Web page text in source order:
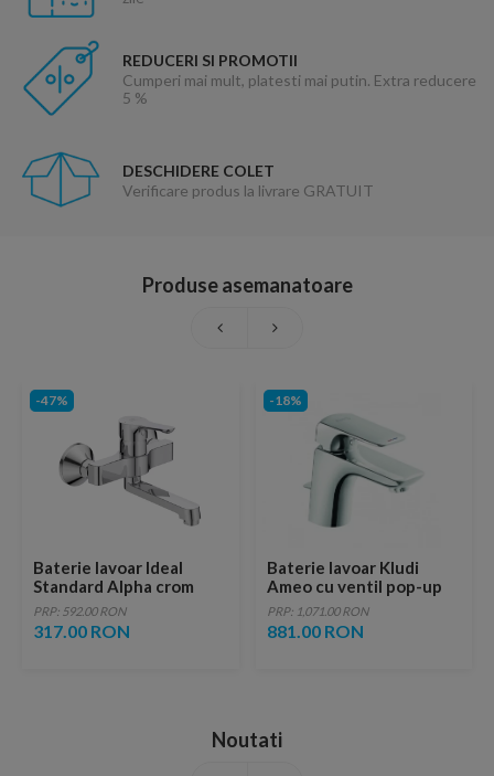
REDUCERI SI PROMOTII
Cumperi mai mult, platesti mai putin. Extra reducere
5 %
DESCHIDERE COLET
Verificare produs la livrare GRATUIT
Produse asemanatoare
-47%
Baterie lavoar Ideal
Standard Alpha crom
lucios cu montare pe
perete
PRP: 592.00 RON
317.00 RON
-18%
Baterie lavoar Kludi
Ameo cu ventil pop-up
PRP: 1,071.00 RON
881.00 RON
Noutati